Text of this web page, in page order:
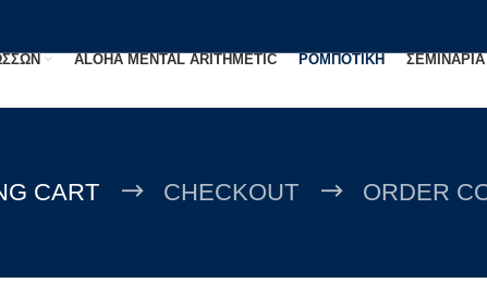
ALOHA MENTAL ARITHMETIC ΡΟΜΠΟΤΙΚΗ ΣΕΜΙΝΑΡΙΑ
CART CHECKOUT ORDER